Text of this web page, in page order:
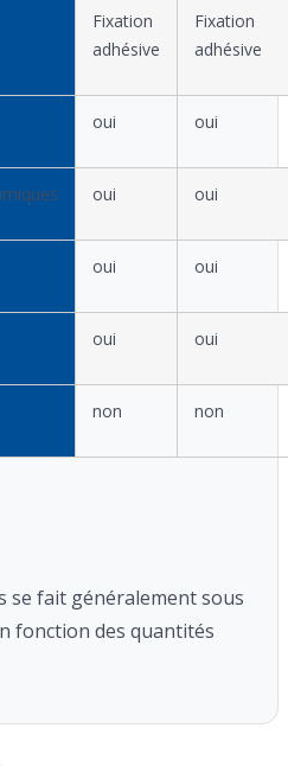
Fixation
adhésive
Fixation
adhésive
oui oui
oui oui
oui oui
oui oui
non non
se fait généralement sous
fonction des quantités